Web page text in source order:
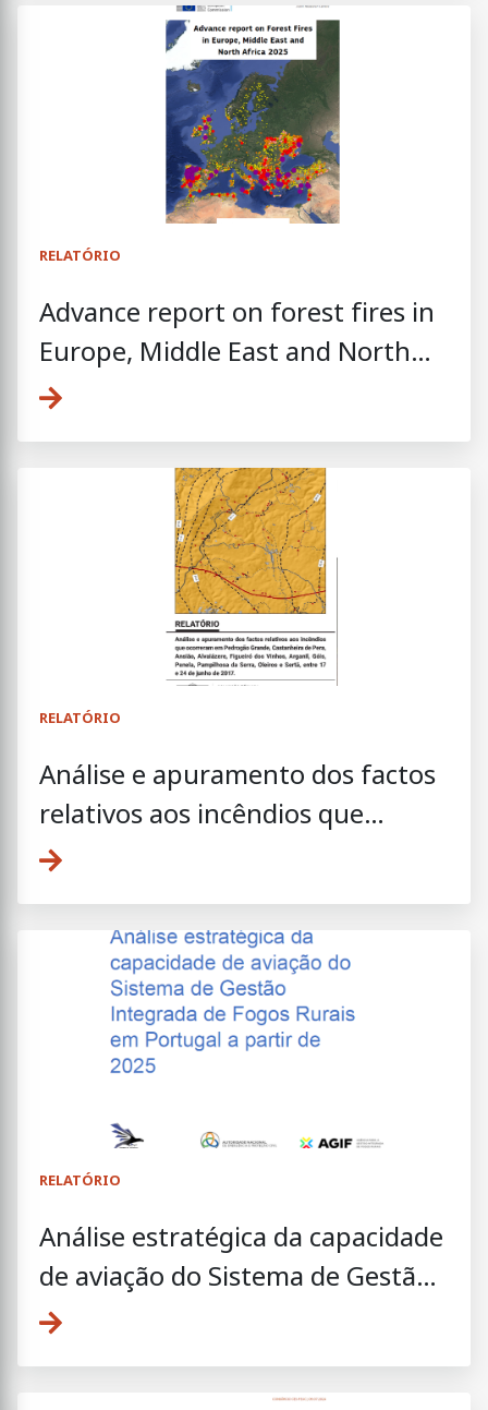
RELATÓRIO
Advance report on forest fires in
Europe, Middle East and North
Africa 2025
RELATÓRIO
Análise e apuramento dos factos
relativos aos incêndios que
ocorreram entre 17 e 24 de junho
RELATÓRIO
Análise estratégica da capacidade
de aviação do Sistema de Gestão
Integrada de Fogos Rurais em